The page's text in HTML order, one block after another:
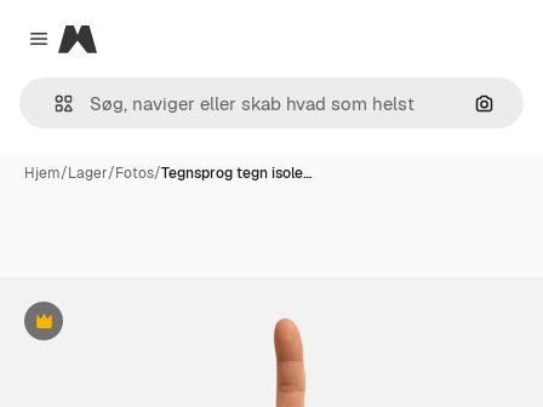
Close menu
Magnific
Søg
Hjem/Lager/Fotos/Tegnsprog tegn isole…
Præmie